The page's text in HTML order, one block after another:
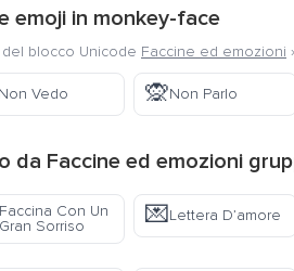
emoji in monkey-face
del blocco Unicode Faccine ed emozioni ›
Non Vedo 🙊Non Parlo
da Faccine ed emozioni
Faccina Con Un
Gran Sorriso
💌Lettera D’amore